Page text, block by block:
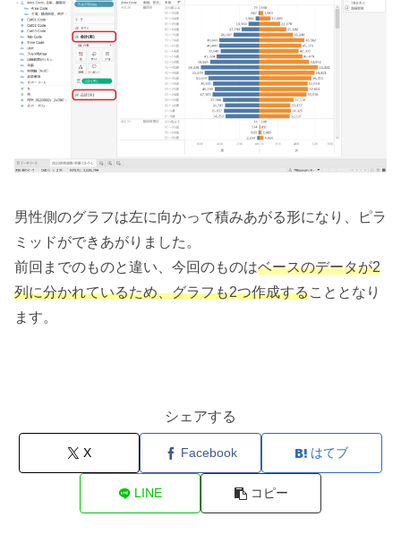
男性側のグラフは左に向かって積みあがる形になり、ピラ
ミッドができあがりました。
前回までのものと違い、今回のものはベースのデータが2
列に分かれているため、グラフも2つ作成することとなり
ます。
シェアする
X Facebook はてブ
LINE コピー